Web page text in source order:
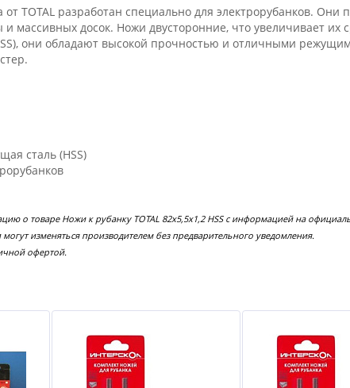
TOTAL разработан специально для электрорубанков. Они
и массивных досок. Ножи двусторонние, что увеличивает их
они обладают высокой прочностью и отличными
сталь (HSS)
о товаре Ножи к рубанку TOTAL 82х5,5х1,2 HSS с информацией на
изменяться производителем без предварительного уведомления.
офертой.